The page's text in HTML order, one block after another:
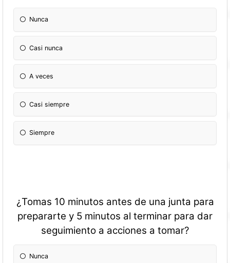
Nunca
Casi nunca
A veces
Casi siempre
Siempre
¿Tomas 10 minutos antes de una junta para
prepararte y 5 minutos al terminar para dar
seguimiento a acciones a tomar?
Nunca